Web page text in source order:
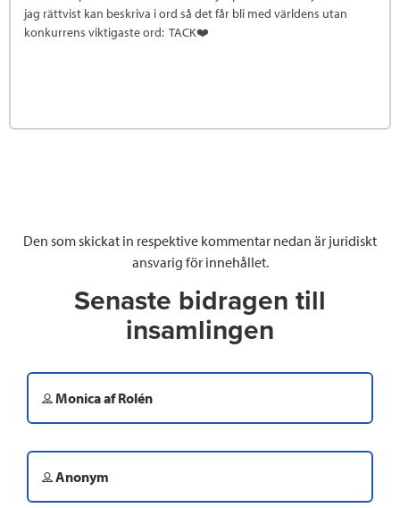
jag rättvist kan beskriva i ord så det får bli med världens utan
konkurrens viktigaste ord: TACK❤️
Den som skickat in respektive kommentar nedan är juridiskt
ansvarig för innehållet.
Senaste bidragen till
insamlingen
Monica af Rolén
Anonym